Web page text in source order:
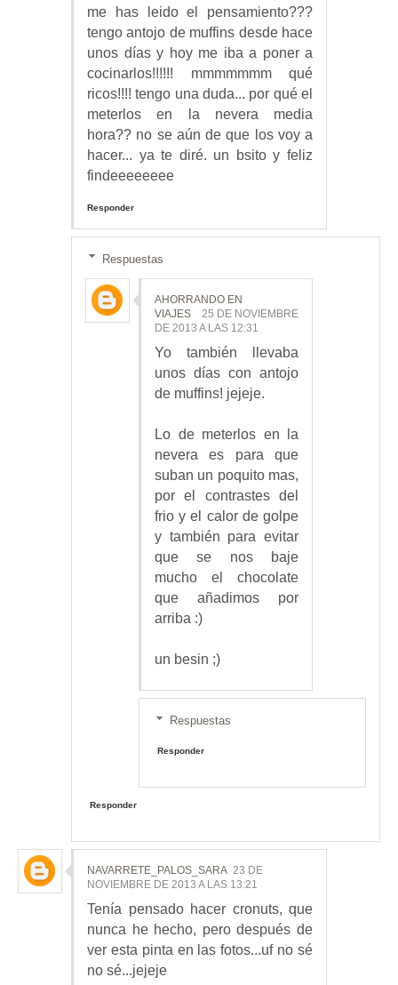
me has leido el pensamiento???
tengo antojo de muffins desde hace
unos días y hoy me iba a poner a
cocinarlos!!!!!! mmmmmmm qué
ricos!!!! tengo una duda... por qué el
meterlos en la nevera media
hora?? no se aún de que los voy a
hacer... ya te diré. un bsito y feliz
findeeeeeeee
Responder
Respuestas
AHORRANDO EN
VIAJES
25 DE NOVIEMBRE
DE 2013 A LAS 12:31
Yo también llevaba
unos días con antojo
de muffins! jejeje.
Lo de meterlos en la
nevera es para que
suban un poquito mas,
por el contrastes del
frio y el calor de golpe
y también para evitar
que se nos baje
mucho el chocolate
que añadimos por
arriba :)
un besin ;)
Respuestas
Responder
Responder
NAVARRETE_PALOS_SARA 23 DE
NOVIEMBRE DE 2013 A LAS 13:21
Tenía pensado hacer cronuts, que
nunca he hecho, pero después de
ver esta pinta en las fotos...uf no sé
no sé...jejeje